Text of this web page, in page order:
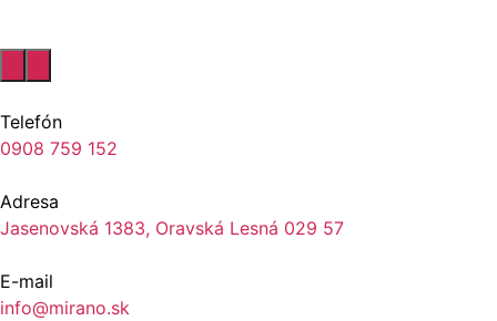
Telefón
0908 759 152
Adresa
Jasenovská 1383, Oravská Lesná 029 57
E-mail
info@mirano.sk